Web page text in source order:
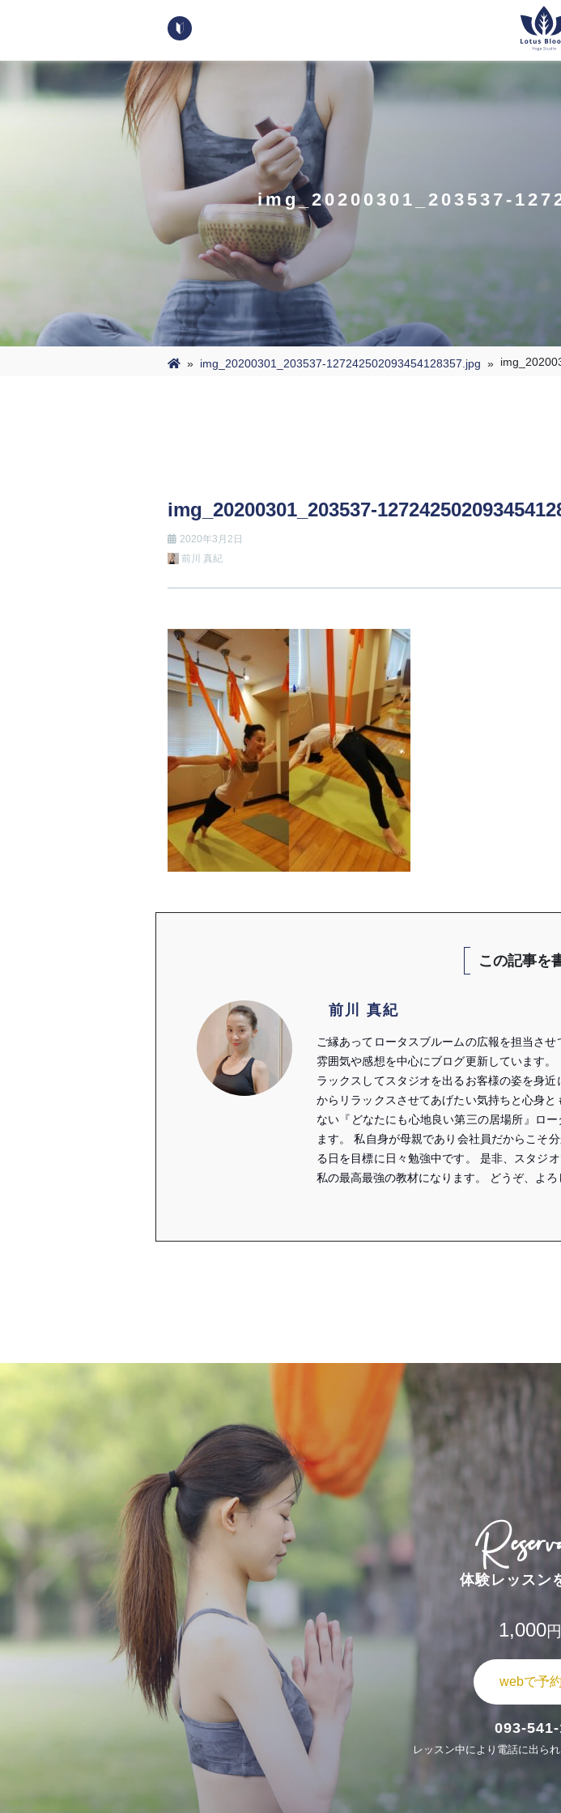
img_20200301_203537-
» img_20200301_203537-127242502093454128357.jpg »
img_20200301_203537-
2020年3月2日
前川 真紀
この記事を
前川 真紀
ご縁あってロータスブルームの広報を担当さ
雰囲気や感想を中心にブログ更新しています
ラックスしてスタジオを出るお客様の姿を身
からリラックスさせてあげたい気持ちと心身
ない『どなたにも心地良い第三の居場所』ロ
ます。 私自身が母親であり会社員だからこそ
る日を目標に日々勉強中です。 是非、スタジ
私の最高最強の教材になります。 どうぞ、よろ
体験レッスン
1,000
webで予
093-
レッスン中により電話に出ら